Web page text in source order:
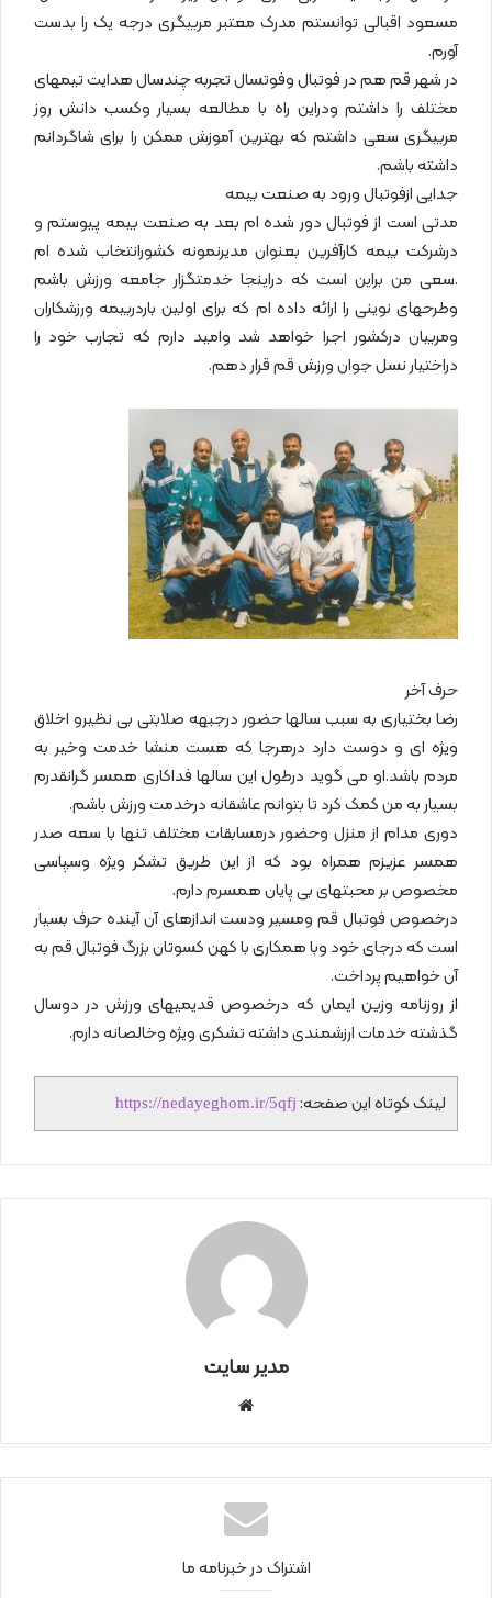
مسعود اقبالی توانستم مدرک معتبر مربیگری درجه یک را بدست
آورم.
در شهر قم هم در فوتبال وفوتسال تجربه چندسال هدایت تیمهای
مختلف را داشتم ودراین راه با مطالعه بسیار وکسب دانش روز
مربیگری سعی داشتم که بهترین آموزش ممکن را برای شاگردانم
داشته باشم.
جدایی ازفوتبال ورود به صنعت بیمه
مدتی است از فوتبال دور شده ام بعد به صنعت بیمه پیوستم و
درشرکت بیمه کارآفرین بعنوان مدیرنمونه کشورانتخاب شده ام
.سعی من براین است که دراینجا خدمتگزار جامعه ورزش باشم
وطرحهای نوینی را ارائه داده ام که برای اولین باردربیمه ورزشکاران
ومربیان درکشور اجرا خواهد شد وامید دارم که تجارب خود را
دراختیار نسل جوان ورزش قم قرار دهم.
حرف آخر
رضا بختیاری به سبب سالها حضور درجبهه صلابتی بی نظیرو اخلاق
ویژه ای و دوست دارد درهرجا که هست منشا خدمت وخیر به
مردم باشد.او می گوید درطول این سالها فداکاری همسر گرانقدرم
بسیار به من کمک کرد تا بتوانم عاشقانه درخدمت ورزش باشم.
دوری مدام از منزل وحضور درمسابقات مختلف تنها با سعه صدر
همسر عزیزم همراه بود که از این طریق تشکر ویژه وسپاسی
مخصوص بر محبتهای بی پایان همسرم دارم.
درخصوص فوتبال قم ومسیر ودست اندازهای آن آینده حرف بسیار
است که درجای خود وبا همکاری با کهن کسوتان بزرگ فوتبال قم به
آن خواهیم پرداخت.
از روزنامه وزین ایمان که درخصوص قدیمیهای ورزش در دوسال
گذشته خدمات ارزشمندی داشته تشکری ویژه وخالصانه دارم.
لینک کوتاه این صفحه: https://nedayeghom.ir/5qfj
مدیر سایت
نتی
اشتراک در خبرنامه ما